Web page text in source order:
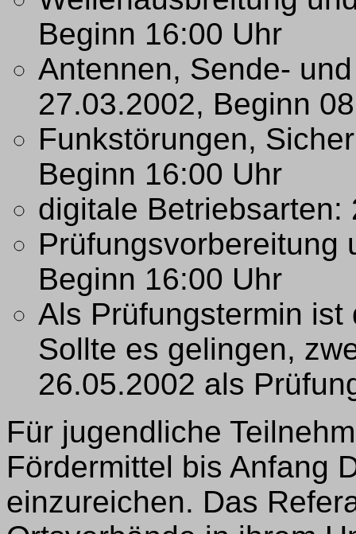
Beginn 16:00 Uhr
Antennen, Sende-
27.03.2002, Beginn
Funkstörungen,
Beginn 16:00 Uhr
digitale Betriebsarten:
Prüfungsvorbereitung
Beginn 16:00 Uhr
Als Prüfungstermin
Sollte es gelingen,
26.05.2002 als
Für jugendliche
Fördermittel bis Anfang
einzureichen. Das